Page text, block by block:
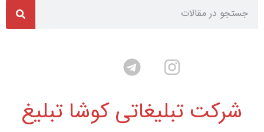
شرکت تبلیغاتی کوشا تبلیغ